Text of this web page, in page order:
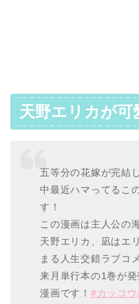
天野エリカが可
五等分の花嫁が完結
中最近ハマってるこ
す！
この漫画は主人公の
天野エリカ、凪はエ
まる人生交錯ラブコ
来月単行本の1巻が
漫画です！ #カッコウ